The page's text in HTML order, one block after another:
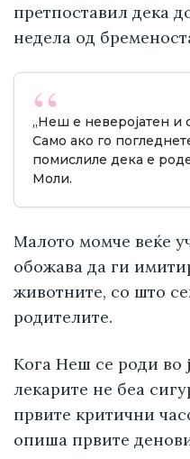
претпоставил дека
недела од
„Неш е неверојатен и
Само ако го
помислиле дека е
Моли.
Малото момче веќе
обожава да ги
животните, со што
родителите.
Кога Неш се роди во
лекарите не беа
првите критични
опиша првите